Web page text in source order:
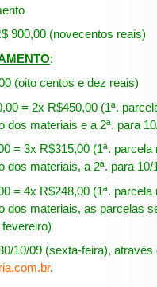
900,00 (novecentos reais)
:
centos e dez reais)
= 2x R$450,00 (1ª.
dos materiais e a 2ª. para
(1ª. parcela na
dos materiais, a 2ª. para 10/
(1ª. parcela na
dos materiais, as
10/09 (sexta-feira), através
.